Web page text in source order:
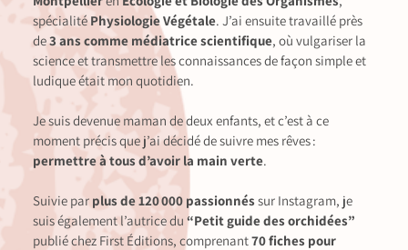
spécialité Physiologie Végétale. J’ai ensuite travaillé près
de3 ans comme médiatrice scientifique, où vulgariser la
science et transmettre les connaissances de façon simple et
ludique était mon quotidien.
Je suis devenue maman de deux enfants, et c’est à ce
moment précis que j’ai décidé de suivre mes rêves :
permettre à tous d’avoir la main verte.
Suivie par plus de 120 000 passionnés sur Instagram, je
suis également l’autrice du “Petit guide des orchidées”
publié chez First Éditions, comprenant70 fiches pour